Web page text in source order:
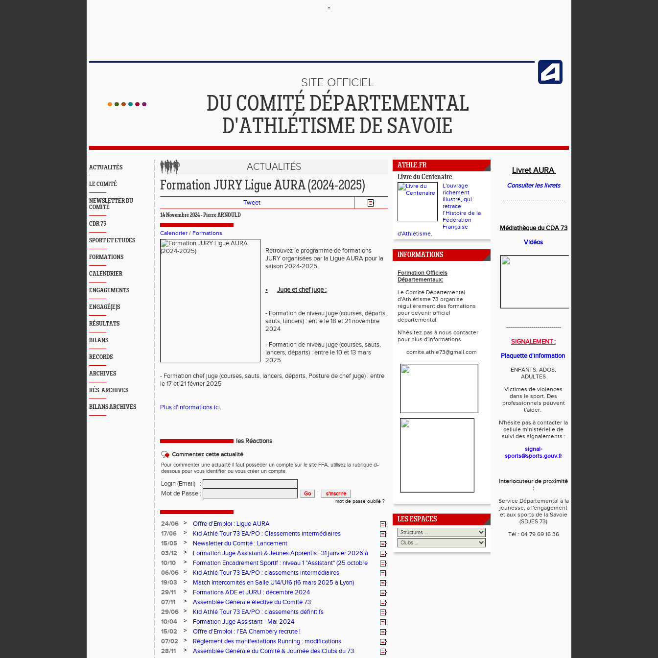
SITE OFFICIEL
DU COMITÉ DÉPARTEMENTAL
D'ATHLÉTISME DE SAVOIE
ACTUALITÉS
LE COMITÉ
NEWSLETTER DU
COMITÉ
CDR 73
SPORT ET ETUDES
FORMATIONS
CALENDRIER
ENGAGEMENTS
ENGAGÉ(E)S
RÉSULTATS
BILANS
RECORDS
ARCHIVES
RÉS. ARCHIVES
BILANS ARCHIVES
ACTUALITÉS
Formation JURY Ligue AURA (2024-2025)
Tweet
14 Novembre 2024 - Pierre ARNOULD
Calendrier / Formations
Retrouvez le programme de formations
JURY organisées par la Ligue AURA pour la
saison 2024-2025.
• Juge et chef juge :
- Formation de niveau juge (courses, départs,
sauts, lancers) : entre le 18 et 21 novembre
2024
- Formation de niveau juge (courses, sauts,
lancers, départs) : entre le 10 et 13 mars
2025
- Formation chef juge (courses, sauts, lancers, départs, Posture de chef juge) : entre
le 17 et 21 février 2025
Plus d'informations ici.
les Réactions
Commentez cette actualité
Pour commenter une actualité il faut posséder un compte sur le site FFA, utilisez la rubrique ci-
dessous pour vous identifier ou vous créer un compte.
Login (Email)
:
Mot de Passe : |
mot de passe oublié ?
24/06 >
Offre d'Emploi : Ligue AURA
17/06
>
Kid Athlé Tour 73 EA/PO : Classements intermédiaires
15/05
>
Newsletter du Comité : Lancement
03/12
>
Formation Juge Assistant & Jeunes Apprentis : 31 janvier 2026 à
Aix-les-Bains
10/10 >
Formation Encadrement Sportif : niveau 1 "Assistant" (25 octobre
2025 à Pontcharra)
06/06 >
Kid Athlé Tour 73 EA/PO : classements intermédiaires
19/03
>
Match Intercomités en Salle U14/U16 (16 mars 2025 à Lyon)
29/11
>
Formations ADE et JURU : décembre 2024
07/11
>
Assemblée Générale élective du Comité 73
29/06
>
Kid Athlé Tour 73 EA/PO : classements définitifs
10/04
>
Formation Juge Assistant - Mai 2024
15/02
>
Offre d'Emploi : l'EA Chambéry recrute !
07/02
>
Règlement des manifestations Running : modifications
28/11
>
Assemblée Générale du Comité & Journée des Clubs du 73
ATHLE.FR
Livre du Centenaire
L'ouvrage
richement
illustré, qui
retrace
l’Histoire de la
Fédération
Française
d'Athlétisme.
INFORMATIONS
Formation Officiels
Départementaux:
Le Comité Départemental
d'Athlétisme 73 organise
régulièrement des formations
pour devenir officiel
départemental.
N'hésitez pas à nous contacter
pour plus d'informations.
comite.athle73@gmail.com
LES ESPACES
Livret AURA
Consulter les livrets
--------------------------------
Médiathèque du CDA 73
Vidéos
----------------------------
SIGNALEMENT :
Plaquette d'information
ENFANTS, ADOS,
ADULTES
Victimes de violences
dans le sport. Des
professionnels peuvent
t'aider.
N'hésite pas à contacter la
cellule ministérielle de
suivi des signalements :
signal-
sports@sports.gouv.fr
Interlocuteur de proximité
:
Service Départemental à la
jeunesse, à l'engagement
et aux sports de la Savoie
(SDJES 73)
Tél : 04 79 69 16 36